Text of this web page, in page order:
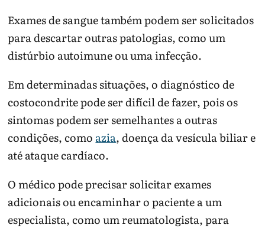
Exames de sangue também podem ser solicitados
para descartar outras patologias, como um
distúrbio autoimune ou uma infecção.
Em determinadas situações, o diagnóstico de
costocondrite pode ser difícil de fazer, pois os
sintomas podem ser semelhantes a outras
condições, como azia, doença da vesícula biliar e
até ataque cardíaco.
O médico pode precisar solicitar exames
adicionais ou encaminhar o paciente a um
especialista, como um reumatologista, para